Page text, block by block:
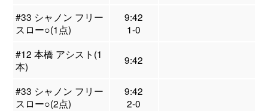
#33 シャノン フリー
スロー○(1点)
9:42
1-0
#12 本橋 アシスト(1
本)
9:42
#33 シャノン フリー
スロー○(2点)
9:42
2-0